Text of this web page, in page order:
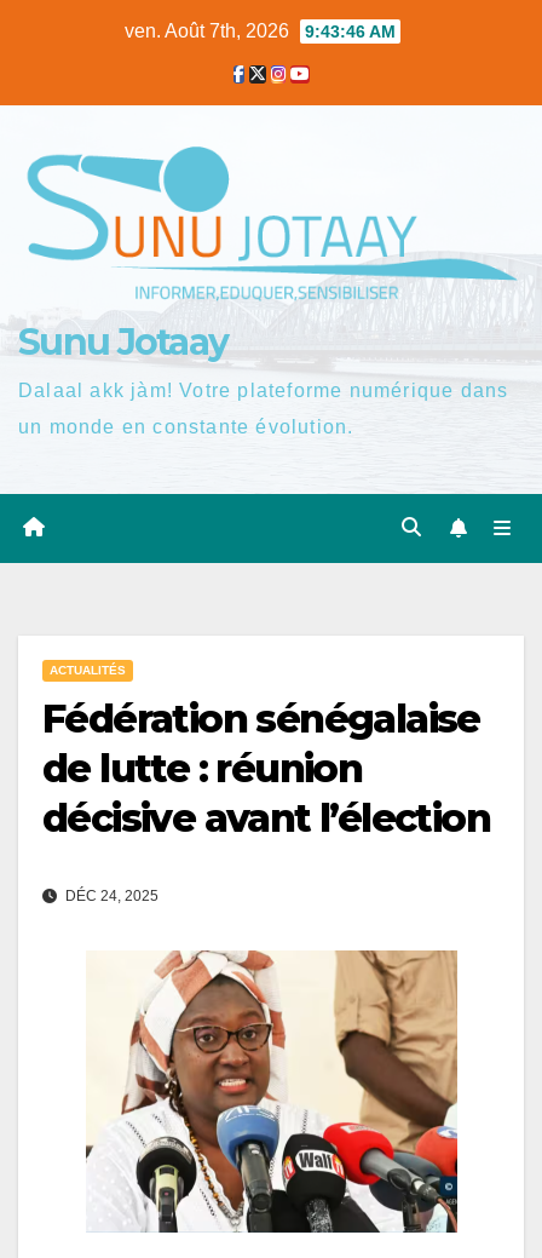
ven. Août 7th, 2026 9:43:46 AM
Sunu Jotaay
Dalaal akk jàm! Votre plateforme numérique dans
un monde en constante évolution.
ACTUALITÉS
Fédération sénégalaise
de lutte : réunion
décisive avant l’élection
DÉC 24, 2025